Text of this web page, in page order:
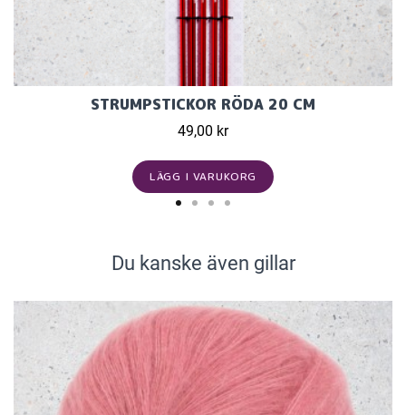
STRUMPSTICKOR RÖDA 20 CM
49,00 kr
LÄGG I VARUKORG
Du kanske även gillar